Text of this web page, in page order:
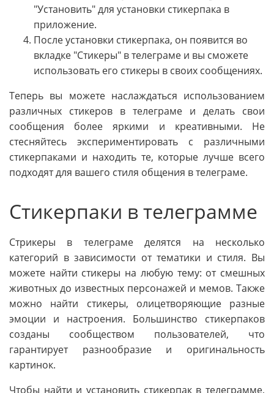
"Установить" для установки стикерпака в
приложение.
После установки стикерпака, он появится во
вкладке "Стикеры" в телеграме и вы сможете
использовать его стикеры в своих сообщениях.
Теперь вы можете наслаждаться использованием
различных стикеров в телеграме и делать свои
сообщения более яркими и креативными. Не
стесняйтесь экспериментировать с различными
стикерпаками и находить те, которые лучше всего
подходят для вашего стиля общения в телеграме.
Стикерпаки в телеграмме
Стрикеры в телеграме делятся на несколько
категорий в зависимости от тематики и стиля. Вы
можете найти стикеры на любую тему: от смешных
животных до известных персонажей и мемов. Также
можно найти стикеры, олицетворяющие разные
эмоции и настроения. Большинство стикерпаков
созданы сообществом пользователей, что
гарантирует разнообразие и оригинальность
картинок.
Чтобы найти и установить стикерпак в телеграмме,